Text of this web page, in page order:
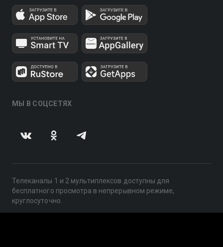
МЫ В СОЦСЕТЯХ
Телеканалы 1 и 2 мультиплексов доступны для
бесплатного просмотра в непрерывном режиме,
круглосуточно.